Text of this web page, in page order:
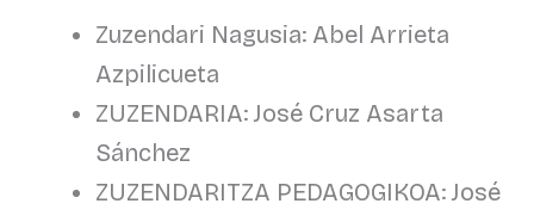
Zuzendari Nagusia: Abel Arrieta
Azpilicueta
ZUZENDARIA: José Cruz Asarta
Sánchez
ZUZENDARITZA PEDAGOGIKOA: José